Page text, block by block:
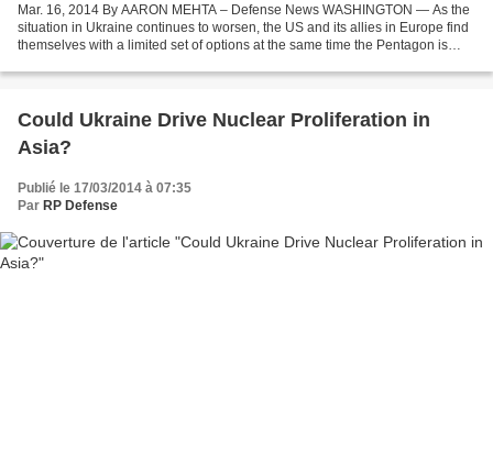
Mar. 16, 2014 By AARON MEHTA – Defense News WASHINGTON — As the
situation in Ukraine continues to worsen, the US and its allies in Europe find
themselves with a limited set of options at the same time the Pentagon is
Could Ukraine Drive Nuclear Proliferation in
Asia?
Publié le 17/03/2014 à 07:35
Par RP Defense